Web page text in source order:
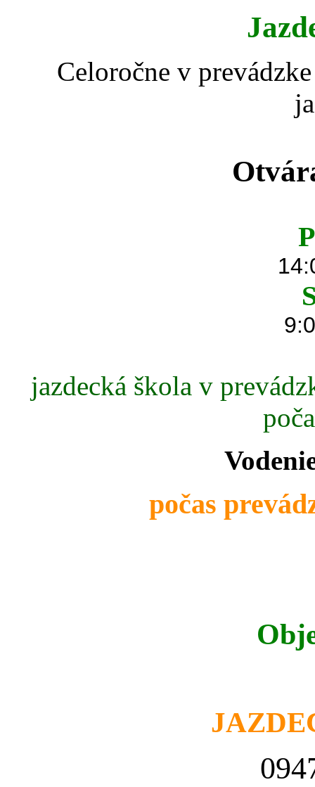
Celoročne v
jazdecká škola v
počas